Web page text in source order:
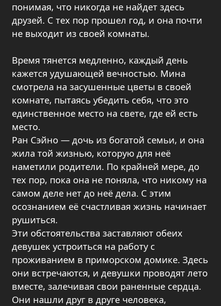
понимая, что никогда не найдет здесь
друзей. С тех пор прошел год, и она почти
не выходит из своей комнаты.
Время тянется медленно, каждый день
кажется удушающей вечностью. Мина
смотрела на засушенные цветы в своей
комнате, пытаясь убедить себя, что это
единственное место на свете, где ей есть
место.
Ран Сэйно — дочь из богатой семьи, и она
жила той жизнью, которую для неё
наметили родители. По крайней мере, до
тех пор, пока она не поняла, что никому на
самом деле нет до неё дела. С этим
осознанием её счастливая жизнь начинает
рушиться.
Эти обстоятельства заставляют обеих
девушек устроиться на работу с
проживанием в приморском домике. Здесь
они встречаются, и девушки проводят лето
вместе, залечивая свои раненные сердца.
Они нашли друг в друге человека,